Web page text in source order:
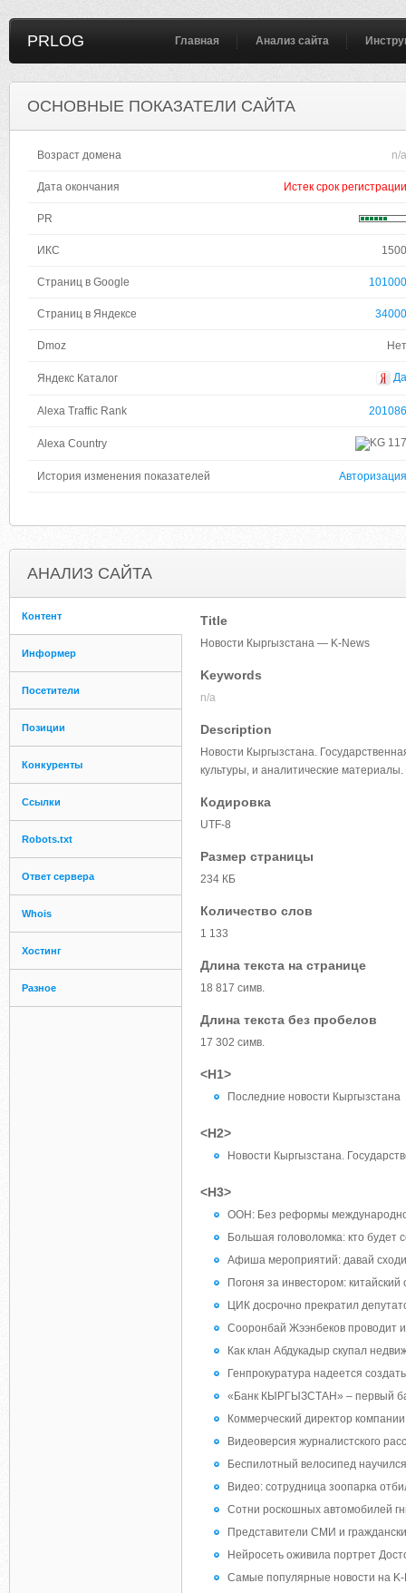
PRLOG Главная Анализ сайта
ОСНОВНЫЕ ПОКАЗАТЕЛИ САЙТА
Возраст домена n/a
Дата окончания Истек срок регистрации
PR
ИКС 1500
Страниц в Google 101000
Страниц в Яндексе 34000
Dmoz Нет
Яндекс Каталог Да
Alexa Traffic Rank 201086
Alexa Country 117
История изменения показателей Авторизация
АНАЛИЗ САЙТА
Контент
Информер
Посетители
Позиции
Конкуренты
Ссылки
Robots.txt
Ответ сервера
Whois
Хостинг
Разное
Title
Новости Кыргызстана — K-News
Keywords
n/a
Description
Новости Кыргызстана.
культуры, и аналитические материалы.
Кодировка
UTF-8
Размер страницы
234 КБ
Количество слов
1 133
Длина текста на странице
18 817 симв.
Длина текста без пробелов
17 302 симв.
<H1>
Последние новости Кыргызстана
<H2>
Новости Кыргызстана.
<H3>
ООН: Без реформы
Большая головоломка: кто
Афиша мероприятий: давай
Погоня за инвестором:
ЦИК досрочно прекратил
Сооронбай Жээнбеков проводит
Как клан Абдукадыр скупал
Генпрокуратура надеется
«Банк КЫРГЫЗСТАН» – первый
Коммерческий директор
Видеоверсия журналистского
Беспилотный велосипед
Видео: сотрудница зоопарка
Сотни роскошных автомобилей
Представители СМИ и
Нейросеть оживила портрет
Самые популярные новости на